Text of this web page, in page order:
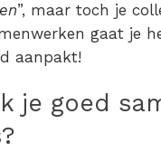
”, maar toch je
gaat je
aanpakt!
je goed